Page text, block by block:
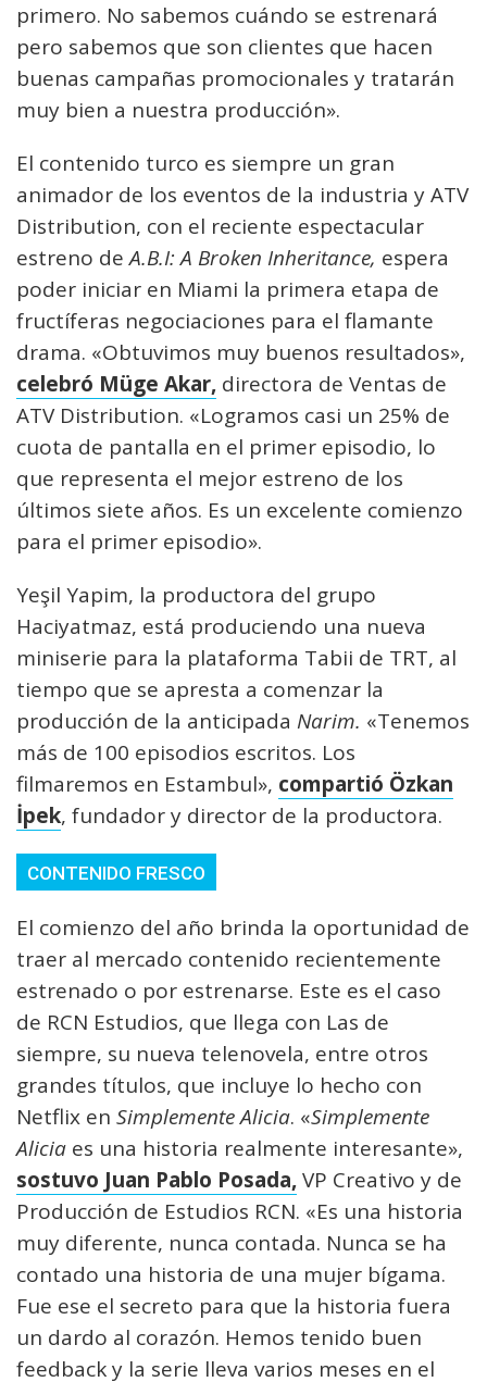
primero. No sabemos cuándo se estrenará
pero sabemos que son clientes que hacen
buenas campañas promocionales y tratarán
muy bien a nuestra producción».
El contenido turco es siempre un gran
animador de los eventos de la industria y ATV
Distribution, con el reciente espectacular
estreno deA.B.I: A Broken Inheritance, espera
poder iniciar en Miami la primera etapa de
fructíferas negociaciones para el flamante
drama. «Obtuvimos muy buenos resultados»,
celebró Müge Akar, directora de Ventas de
ATV Distribution. «Logramos casi un 25% de
cuota de pantalla en el primer episodio, lo
que representa el mejor estreno de los
últimos siete años. Es un excelente comienzo
para el primer episodio».
Yeşil Yapim, la productora del grupo
Haciyatmaz, está produciendo una nueva
miniserie para la plataforma Tabii de TRT, al
tiempo que se apresta a comenzar la
producción de la anticipada Narim. «Tenemos
más de 100 episodios escritos. Los
filmaremos en Estambul», compartió Özkan
İpek, fundador y director de la productora.
CONTENIDO FRESCO
El comienzo del año brinda la oportunidad de
traer al mercado contenido recientemente
estrenado o por estrenarse. Este es el caso
de RCN Estudios, que llega con Las de
siempre, su nueva telenovela, entre otros
grandes títulos, que incluye lo hecho con
Netflix en Simplemente Alicia. «Simplemente
Alicia es una historia realmente interesante»,
sostuvo Juan Pablo Posada,VP Creativo y de
Producción de Estudios RCN. «Es una historia
muy diferente, nunca contada. Nunca se ha
contado una historia de una mujer bígama.
Fue ese el secreto para que la historia fuera
un dardo al corazón. Hemos tenido buen
feedback y la serie lleva varios meses en el